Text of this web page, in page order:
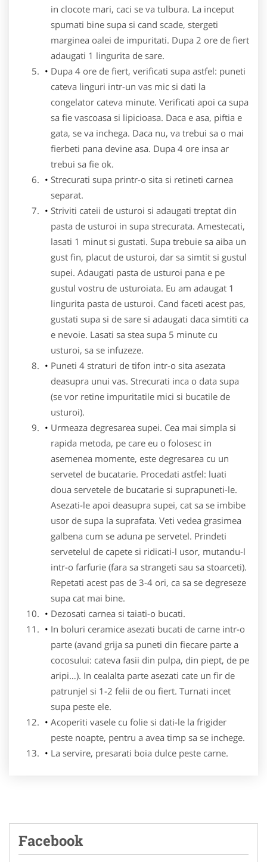
in clocote mari, caci se va tulbura. La inceput
spumati bine supa si cand scade, stergeti
marginea oalei de impuritati. Dupa 2 ore de fiert
adaugati 1 lingurita de sare.
Dupa 4 ore de fiert, verificati supa astfel: puneti
cateva linguri intr-un vas mic si dati la
congelator cateva minute. Verificati apoi ca supa
sa fie vascoasa si lipicioasa. Daca e asa, piftia e
gata, se va inchega. Daca nu, va trebui sa o mai
fierbeti pana devine asa. Dupa 4 ore insa ar
trebui sa fie ok.
Strecurati supa printr-o sita si retineti carnea
separat.
Striviti cateii de usturoi si adaugati treptat din
pasta de usturoi in supa strecurata. Amestecati,
lasati 1 minut si gustati. Supa trebuie sa aiba un
gust fin, placut de usturoi, dar sa simtit si gustul
supei. Adaugati pasta de usturoi pana e pe
gustul vostru de usturoiata. Eu am adaugat 1
lingurita pasta de usturoi. Cand faceti acest pas,
gustati supa si de sare si adaugati daca simtiti ca
e nevoie. Lasati sa stea supa 5 minute cu
usturoi, sa se infuzeze.
Puneti 4 straturi de tifon intr-o sita asezata
deasupra unui vas. Strecurati inca o data supa
(se vor retine impuritatile mici si bucatile de
usturoi).
Urmeaza degresarea supei. Cea mai simpla si
rapida metoda, pe care eu o folosesc in
asemenea momente, este degresarea cu un
servetel de bucatarie. Procedati astfel: luati
doua servetele de bucatarie si suprapuneti-le.
Asezati-le apoi deasupra supei, cat sa se imbibe
usor de supa la suprafata. Veti vedea grasimea
galbena cum se aduna pe servetel. Prindeti
servetelul de capete si ridicati-l usor, mutandu-l
intr-o farfurie (fara sa strangeti sau sa stoarceti).
Repetati acest pas de 3-4 ori, ca sa se degreseze
supa cat mai bine.
Dezosati carnea si taiati-o bucati.
In boluri ceramice asezati bucati de carne intr-o
parte (avand grija sa puneti din fiecare parte a
cocosului: cateva fasii din pulpa, din piept, de pe
aripi…). In cealalta parte asezati cate un fir de
patrunjel si 1-2 felii de ou fiert. Turnati incet
supa peste ele.
Acoperiti vasele cu folie si dati-le la frigider
peste noapte, pentru a avea timp sa se inchege.
La servire, presarati boia dulce peste carne.
Facebook